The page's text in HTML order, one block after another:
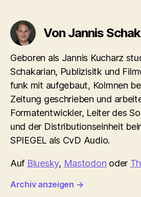
Von Jannis
Geboren als Jannis Kucharz
Schakarian, Publizisitk und
funk mit aufgebaut, Kolmnen
Zeitung geschrieben und
Formatentwickler, Leiter des
und der Distributionseinheit
SPIEGEL als CvD Audio.
Auf Bluesky, Mastodon oder
Archiv anzeigen →